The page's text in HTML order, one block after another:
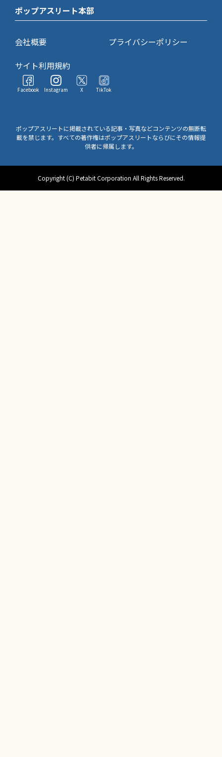
ポップアスリート本部
会社概要
プライバシーポリシー
サイト利用規約
Facebook Instagram X TikTok
ポップアスリートに掲載されている記事・写真などコンテンツの無断転
載を禁じます。すべての著作権はポップアスリートならびにその情報提
供者に帰属します。
Copyright (C) Petabit Corporation All Rights Reserved.